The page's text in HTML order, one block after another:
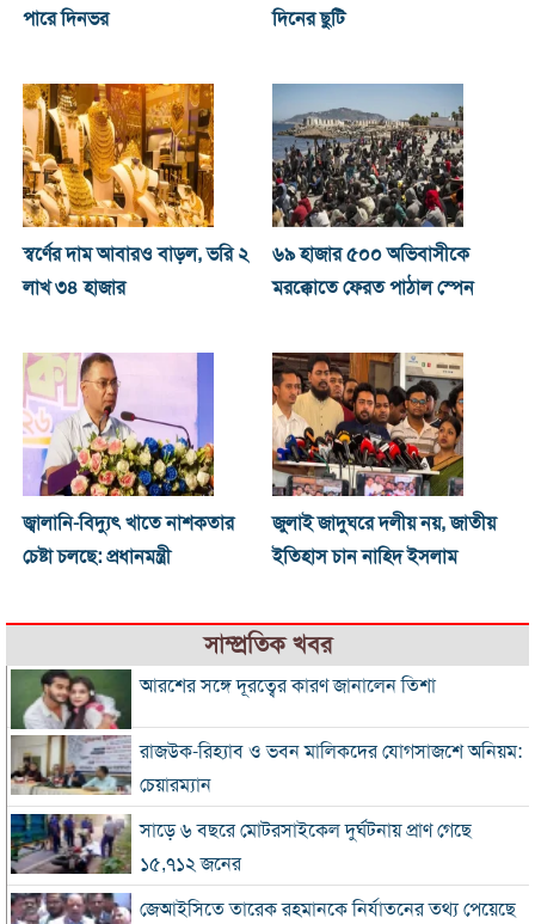
পারে দিনভর
দিনের ছুটি
স্বর্ণের দাম আবারও বাড়ল, ভরি ২
লাখ ৩৪ হাজার
৬৯ হাজার ৫০০ অভিবাসীকে
মরক্কোতে ফেরত পাঠাল স্পেন
জ্বালানি-বিদ্যুৎ খাতে নাশকতার
চেষ্টা চলছে: প্রধানমন্ত্রী
জুলাই জাদুঘরে দলীয় নয়, জাতীয়
ইতিহাস চান নাহিদ ইসলাম
সাম্প্রতিক খবর
আরশের সঙ্গে দূরত্বের কারণ জানালেন তিশা
রাজউক-রিহ্যাব ও ভবন মালিকদের যোগসাজশে অনিয়ম:
চেয়ারম্যান
সাড়ে ৬ বছরে মোটরসাইকেল দুর্ঘটনায় প্রাণ গেছে
১৫,৭১২ জনের
জেআইসিতে তারেক রহমানকে নির্যাতনের তথ্য পেয়েছে